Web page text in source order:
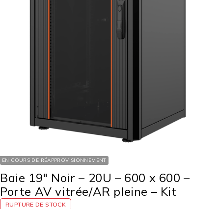
EN COURS DE RÉAPPROVISIONNEMENT
Baie 19″ Noir – 20U – 600 x 600 –
Porte AV vitrée/AR pleine – Kit
RUPTURE DE STOCK